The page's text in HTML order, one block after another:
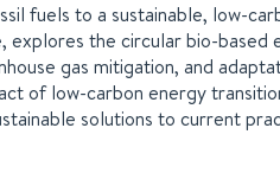
fuels to a sustainable, low-
the circular bio-based
gas mitigation, and
of low-carbon energy
solutions to current